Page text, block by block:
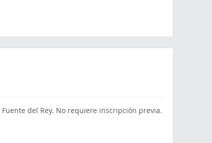
del Rey. No requiere inscripción previa.